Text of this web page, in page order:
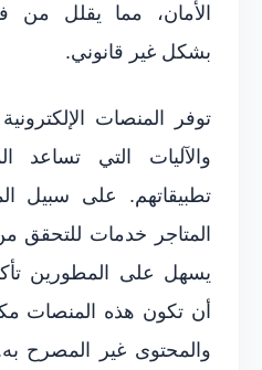
الأمان، مما يقلل من
بشكل غير قانوني.
توفر المنصات
والآليات التي تساعد
تطبيقاتهم. على سبيل
المتاجر خدمات للتحقق
يسهل على المطورين
أن تكون هذه المنصات
والمحتوى غير المصرح